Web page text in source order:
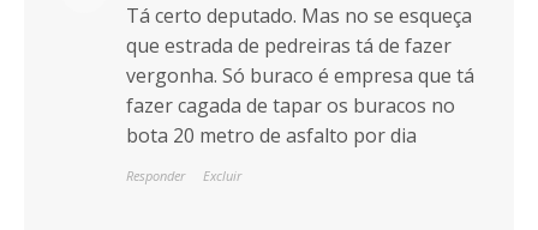
Tá certo deputado. Mas no se esqueça
que estrada de pedreiras tá de fazer
vergonha. Só buraco é empresa que tá
fazer cagada de tapar os buracos no
bota 20 metro de asfalto por dia
Responder Excluir